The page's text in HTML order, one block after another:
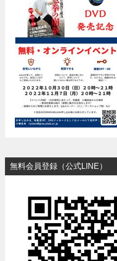
無料会員登録（公式LINE）